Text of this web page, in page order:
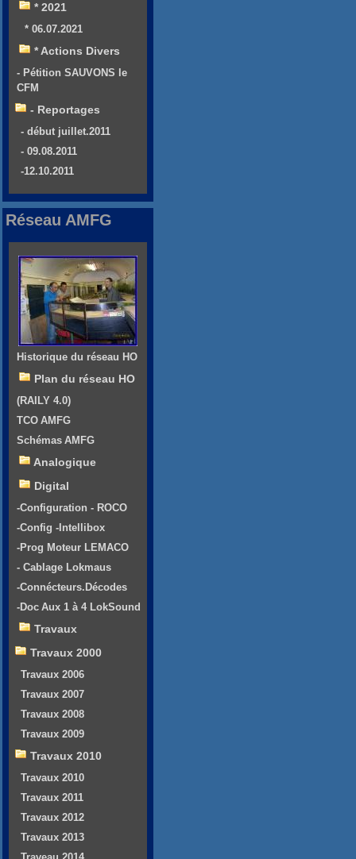
* 2021
* 06.07.2021
* Actions Divers
- Pétition SAUVONS le
CFM
- Reportages
- début juillet.2011
- 09.08.2011
-12.10.2011
Réseau AMFG
Historique du réseau HO
Plan du réseau HO
(RAILY 4.0)
TCO AMFG
Schémas AMFG
Analogique
Digital
-Configuration - ROCO
-Config -Intellibox
-Prog Moteur LEMACO
- Cablage Lokmaus
-Connécteurs.Décodes
-Doc Aux 1 à 4 LokSound
Travaux
Travaux 2000
Travaux 2006
Travaux 2007
Travaux 2008
Travaux 2009
Travaux 2010
Travaux 2010
Travaux 2011
Travaux 2012
Travaux 2013